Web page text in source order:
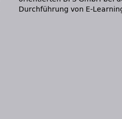
Durchführung von E-